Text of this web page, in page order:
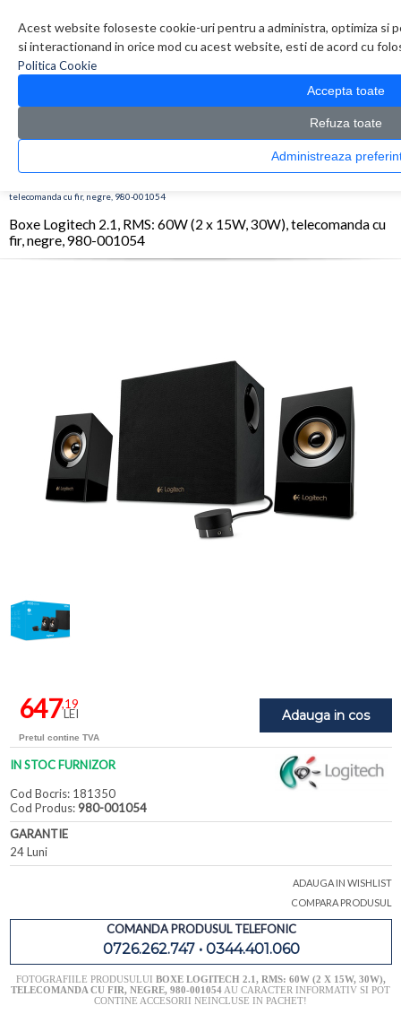
Acest website foloseste cookie-uri pentru a administra, optimiza si
si interactionand in orice mod cu acest website, esti de acord cu
Politica Cookie
Accepta toate
Refuza toate
Administreaza
0 produs(e)
telecomanda cu fir, negre, 980-001054
Boxe Logitech 2.1, RMS: 60W (2 x 15W, 30W), telecomanda cu
fir, negre, 980-001054
Adauga in cos
647,19
LEI
Pretul contine TVA
IN STOC FURNIZOR
Cod Bocris: 181350
Cod Produs: 980-001054
GARANTIE
24 Luni
ADAUGA IN WISHLIST
COMPARA PRODUSUL
COMANDA PRODUSUL TELEFONIC
0726.262.747 • 0344.401.060
FOTOGRAFIILE PRODUSULUI BOXE LOGITECH 2.1, RMS: 60W (2 X 15W, 30W),
TELECOMANDA CU FIR, NEGRE, 980-001054AU CARACTER INFORMATIV SI POT
CONTINE ACCESORII NEINCLUSE IN PACHET!